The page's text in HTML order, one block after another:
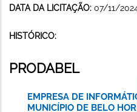
DATA DA LICITAÇÃO: 07/11/
HISTÓRICO:
PRODABEL
EMPRESA DE
MUNICÍPIO DE BELO